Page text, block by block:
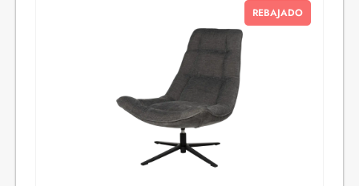
REBAJADO